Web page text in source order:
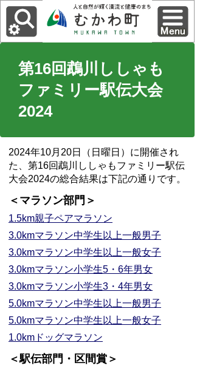
第16回鵡川ししゃも
ファミリー駅伝大会
2024
2024年10月20日（日曜日）に開催され
た、第16回鵡川ししゃもファミリー駅伝
大会2024の総合結果は下記の通りです。
＜マラソン部門＞
1.5km親子ペアマラソン
3.0kmマラソン中学生以上一般男子
3.0kmマラソン中学生以上一般女子
3.0kmマラソン小学生5・6年男女
3.0kmマラソン小学生3・4年男女
5.0kmマラソン中学生以上一般男子
5.0kmマラソン中学生以上一般女子
1.0kmドッグマラソン
＜駅伝部門・区間賞＞